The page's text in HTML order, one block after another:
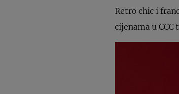
Retro chic i
cijenama u CCC